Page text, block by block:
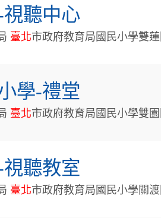
聽中心
臺北市政府教育局國民小學雙
學-禮堂
臺北市政府教育局國民小學雙
聽教室
臺北市政府教育局國民小學關